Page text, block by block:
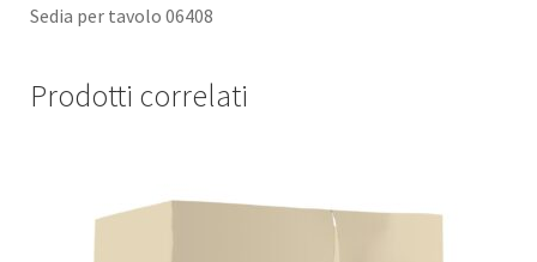
Sedia per tavolo 06408
Prodotti correlati